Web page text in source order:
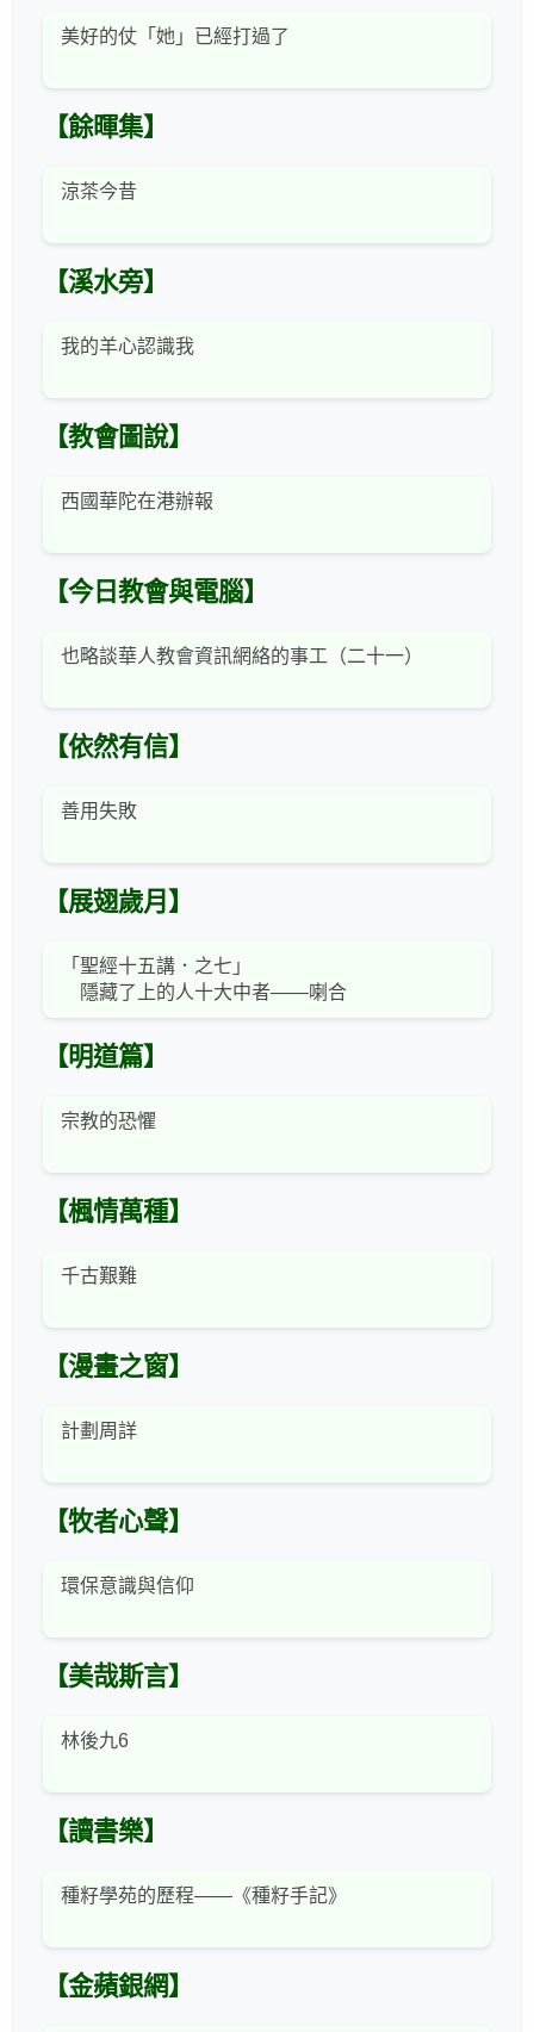
美好的仗「她」已經打過了
【餘暉集】
涼茶今昔
【溪水旁】
我的羊心認識我
【教會圖說】
西國華陀在港辦報
【今日教會與電腦】
也略談華人教會資訊網絡的事工（二十一）
【依然有信】
善用失敗
【展翅歲月】
「聖經十五講．之七」
隱藏了上的人十大中者——喇合
【明道篇】
宗教的恐懼
【楓情萬種】
千古艱難
【漫畫之窗】
計劃周詳
【牧者心聲】
環保意識與信仰
【美哉斯言】
林後九6
【讀書樂】
種籽學苑的歷程——《種籽手記》
【金蘋銀網】